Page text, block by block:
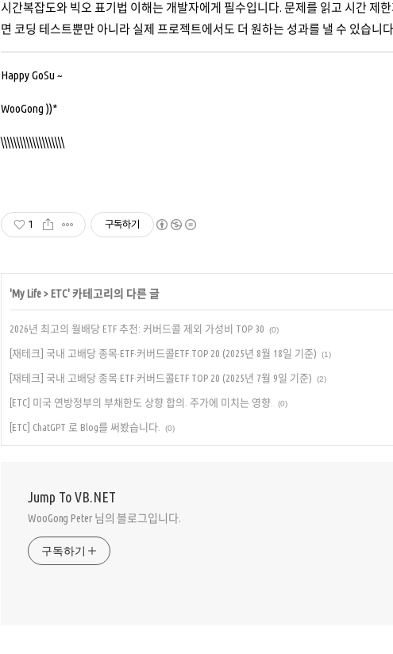
시간복잡도와 빅오 표기법 이해는 개발자에게 필수입니다. 문제를 읽고 시간 제
면 코딩 테스트뿐만 아니라 실제 프로젝트에서도 더 원하는 성과를 낼 수 있습니
Happy GoSu ~
WooGong ))*
\\\\\\\\\\\\\\\\\\\\
1 구독하기
'My Life> ETC' 카테고리의 다른 글
2026년 최고의 월배당 ETF 추천: 커버드콜 제외 가성비 TOP 30 (0)
[재테크] 국내 고배당 종목·ETF·커버드콜ETF TOP 20 (2025년 8월 18일 기준) (1)
[재테크] 국내 고배당 종목·ETF·커버드콜ETF TOP 20 (2025년 7월 9일 기준) (2)
[ETC] 미국 연방정부의 부채한도 상향 합의. 주가에 미치는 영향. (0)
[ETC] ChatGPT 로 Blog를 써봤습니다. (0)
Jump To VB.NET
WooGong Peter 님의 블로그입니다.
구독하기